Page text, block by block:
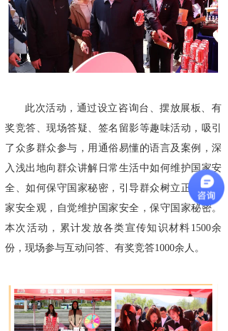
此次活动，通过设立咨询台、摆放展板、有
奖竞答、现场答疑、签名留影等趣味活动，吸引
了众多群众参与，用通俗易懂的语言及案例，深
入浅出地向群众讲解日常生活中如何维护国家安
全、如何保守国家秘密，引导群众树立正确的国
家安全观，自觉维护国家安全，保守国家秘密。
本次活动，累计发放各类宣传知识材料1500余
份，现场参与互动问答、有奖竞答1000余人。